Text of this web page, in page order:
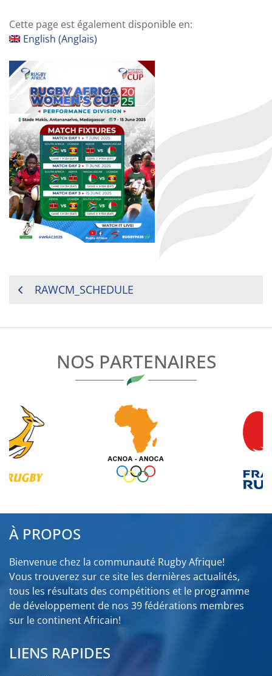
Cette page est également disponible en:
English (Anglais)
NAVIGATION
RAWCM_SCHEDULE
NOS PARTENAIRES
À PROPOS
Bienvenue chez la communauté Rugby Afrique!
Vous trouverez sur ce site les dernières actualités,
tous les résultats des compétitions et le programme
de développement de nos 39 fédérations membres
sur le continent Africain!
LIENS RAPIDES